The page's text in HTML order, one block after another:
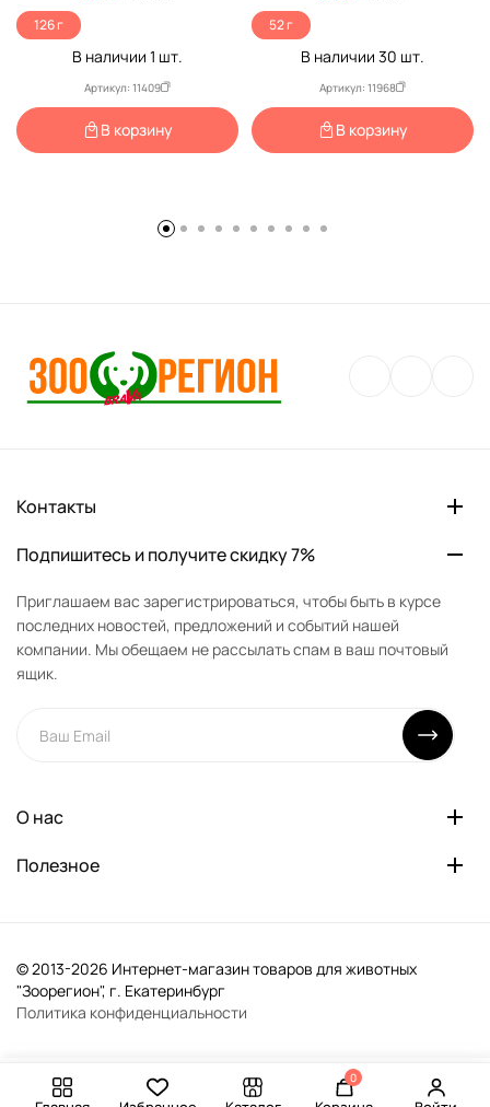
- + В корзину
126 г
В наличии 1 шт.
Артикул: 11409
В корзину
52 г
В наличии 30 шт.
Артикул: 11968
В корзину
Контакты
Подпишитесь и получите скидку 7%
Приглашаем вас зарегистрироваться, чтобы быть в курсе
последних новостей, предложений и событий нашей
компании. Мы обещаем не рассылать спам в ваш почтовый
ящик.
О нас
Полезное
© 2013-2026 Интернет-магазин товаров для животных
"Зоорегион", г. Екатеринбург
Политика конфиденциальности
0